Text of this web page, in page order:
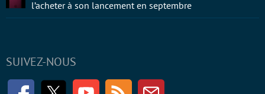
SUIVEZ-NOUS
FacebookTwitter Youtube RSS Newsletter
l’acheter à son lancement en septembre